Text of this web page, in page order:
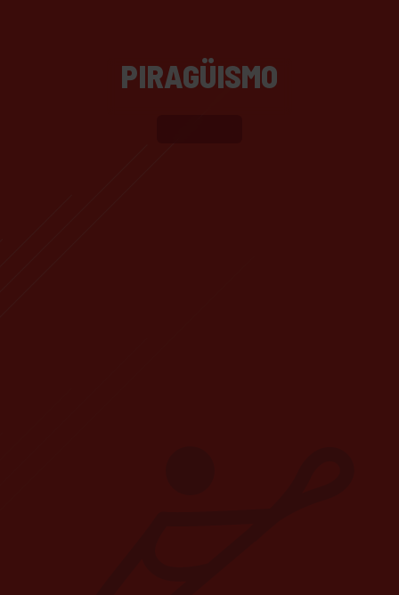
PIRAGÜISMO